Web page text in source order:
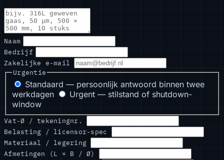
Naam
Bedrijf
Zakelijke e-mail
Urgentie
Standaard — persoonlijk antwoord binnen twee
werkdagen
Urgent — stilstand of shutdown-
window
Vat-Ø / tekeningnr.
Belasting / licensor-spec
Materiaal / legering
Afmetingen (L × B / Ø)